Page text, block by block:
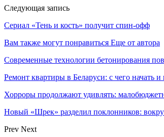
Следующая запись
Сериал «Тень и кость» получит спин-офф
Вам также могут понравиться Еще от автора
Современные технологии бетонирования
Ремонт квартиры в Беларуси: с чего начать и
Хорроры продолжают удивлять:
Новый «Шрек» разделил поклонников:
Prev Next